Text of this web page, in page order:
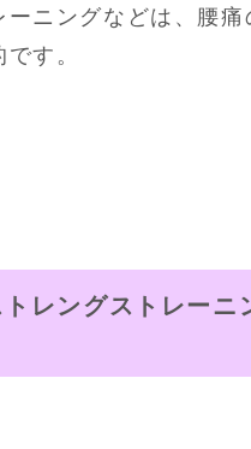
ーニングなどは、腰痛
レングストレーニ